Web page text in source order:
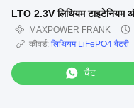
LTO 2.3V लिथियम टाइटेनियम
MAXPOWER FRANK
कीवर्ड: लिथियम LiFePO4 बैटरी
चैट